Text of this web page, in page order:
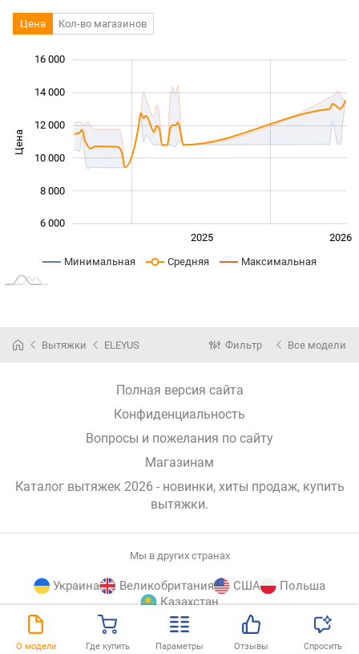
О модели Где купить Параметры Отзывы Спросить
Цена Кол-во магазинов
Цена
6 000
8 000
10 000
12 000
14 000
16 000
2025 2026
Минимальная Средняя Максимальная
Вытяжки ELEYUS Фильтр Все модели
Полная версия сайта
Конфиденциальность
Вопросы и пожелания по сайту
Магазинам
Каталог вытяжек 2026 - новинки, хиты продаж, купить
вытяжки.
Мы в других странах
Украина Великобритания США
Польша
Казахстан
© E-Katalog, 2026 НАВЕРХ